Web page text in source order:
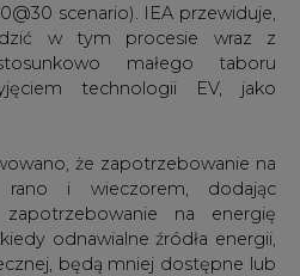
scenario). IEA przewiduje,
w tym procesie wraz z
małego taboru
technologii EV, jako
że zapotrzebowanie na
rano i wieczorem, dodając
na energię
odnawialne źródła energii,
będą mniej dostępne lub